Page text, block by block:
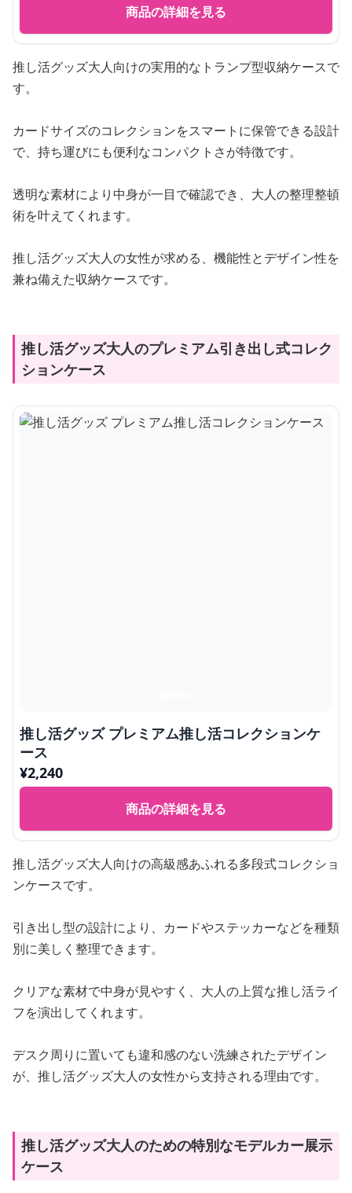
商品の詳細を見る
推し活グッズ大人向けの実用的なトランプ型収納ケースで
す。
カードサイズのコレクションをスマートに保管できる設計
で、持ち運びにも便利なコンパクトさが特徴です。
透明な素材により中身が一目で確認でき、大人の整理整頓
術を叶えてくれます。
推し活グッズ大人の女性が求める、機能性とデザイン性を
兼ね備えた収納ケースです。
推し活グッズ大人のプレミアム引き出し式コレク
ションケース
推し活グッズ プレミアム推し活コレクションケ
ース
¥2,240
商品の詳細を見る
推し活グッズ大人向けの高級感あふれる多段式コレクショ
ンケースです。
引き出し型の設計により、カードやステッカーなどを種類
別に美しく整理できます。
クリアな素材で中身が見やすく、大人の上質な推し活ライ
フを演出してくれます。
デスク周りに置いても違和感のない洗練されたデザイン
が、推し活グッズ大人の女性から支持される理由です。
推し活グッズ大人のための特別なモデルカー展示
ケース